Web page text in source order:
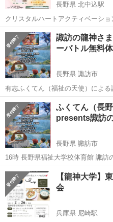
長野県 北中込駅
クリスタルハートアクティベーショ
ジェルタッチヒ…
長野 佐久市 北中込駅
諏訪の龍神さ
ーバトル無料
長野県 諏訪市
有志ふくてん（福祉の天使）による
と、メディアで話題…
長野 諏訪市 育児 龍神
ふくてん（長
presents諏訪
長野県 諏訪市
16時 長野県福祉大学校体育館 諏訪
の『HADO…
長野 諏訪市 地域/お祭り
【龍神大学】
会
兵庫県 尼崎駅